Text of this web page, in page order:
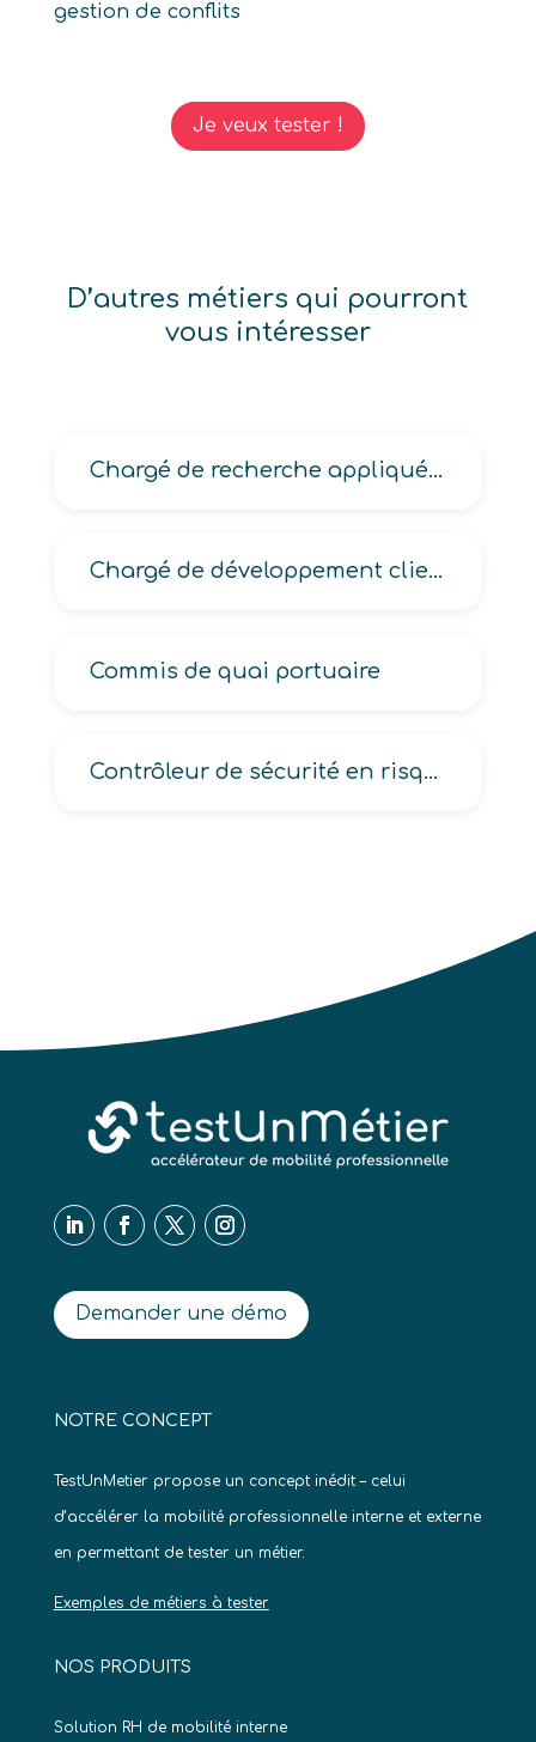
gestion de conflits
Je veux tester !
D’autres métiers qui pourront
vous intéresser
Chargé de recherche appliquée, Directeur de programme de recherche, Directeur scientifique en recherche appliquée
Chargé de développement clientèle entreprise
Commis de quai portuaire
Contrôleur de sécurité en risques industriels
Demander une démo
NOTRE CONCEPT
TestUnMetier propose un concept inédit – celui
d’accélérer la mobilité professionnelle interne et externe
en permettant de tester un métier.
Exemples de métiers à tester
NOS PRODUITS
Solution RH de mobilité interne